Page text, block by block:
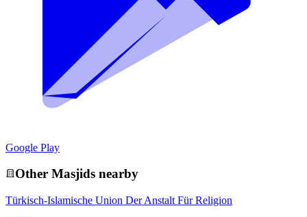
Google Play
Other Masjids nearby
Türkisch-Islamische Union Der Anstalt Für Religion